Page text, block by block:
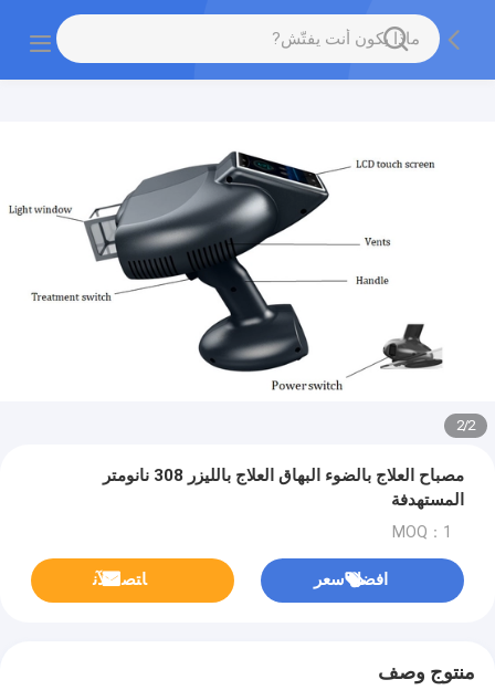
2
/
2
مصباح العلاج بالضوء البهاق العلاج بالليزر 308 نانومتر
المستهدفة
MOQ：1
افضل سعر ﺎﺘﺼﻟ ﺍﻶﻧ
منتوج وصف